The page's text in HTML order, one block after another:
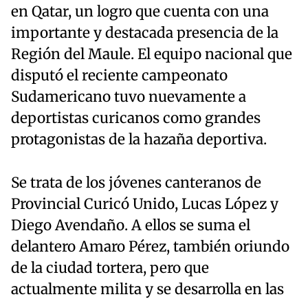
en Qatar, un logro que cuenta con una
importante y destacada presencia de la
Región del Maule. El equipo nacional que
disputó el reciente campeonato
Sudamericano tuvo nuevamente a
deportistas curicanos como grandes
protagonistas de la hazaña deportiva.
Se trata de los jóvenes canteranos de
Provincial Curicó Unido, Lucas López y
Diego Avendaño. A ellos se suma el
delantero Amaro Pérez, también oriundo
de la ciudad tortera, pero que
actualmente milita y se desarrolla en las